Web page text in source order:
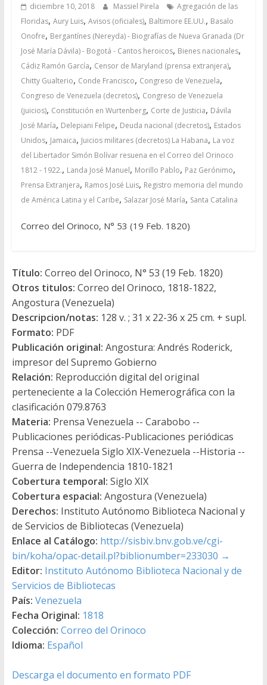
diciembre 10, 2018 Massiel Pirela
Agregación de las
Floridas, Aury Luis, Avisos (oficiales), Baltimore EE.UU., Basalo
Onofre, Bergantínes (Nereyda) - Biografías de Nueva Granada (Dr
José María Dávila) - Bogotá - Cantos heroicos, Bienes nacionales,
Cádiz Ramón García, Censor de Maryland (prensa extranjera),
Chitty Gualterio, Conde Francisco, Congreso de Venezuela,
Congreso de Venezuela (decretos), Congreso de Venezuela
(juicios), Constitución en Wurtenberg, Corte de Justicia, Dávila
José María, Delepiani Felipe, Deuda nacional (decretos), Estados
Unidos, Jamaica, Juicios militares (decretos) La Habana, La voz
del Libertador Simón Bolívar resuena en el Correo del Orinoco
1812 - 1922., Landa José Manuel, Morillo Pablo, Paz Gerónimo,
Prensa Extranjera, Ramos José Luis, Registro memoria del mundo
de América Latina y el Caribe, Salazar José María, Santa Catalina
Correo del Orinoco, N° 53 (19 Feb. 1820)
Título: Correo del Orinoco, N° 53 (19 Feb. 1820)
Otros titulos: Correo del Orinoco, 1818-1822,
Angostura (Venezuela)
Descripcion/notas: 128 v. ; 31 x 22-36 x 25 cm. + supl.
Formato: PDF
Publicación original: Angostura: Andrés Roderick,
impresor del Supremo Gobierno
Relación: Reproducción digital del original
perteneciente a la Colección Hemerográfica con la
clasificación 079.8763
Materia: Prensa Venezuela -- Carabobo --
Publicaciones periódicas-Publicaciones periódicas
Prensa --Venezuela Siglo XIX-Venezuela --Historia --
Guerra de Independencia 1810-1821
Cobertura temporal: Siglo XIX
Cobertura espacial: Angostura (Venezuela)
Derechos: Instituto Autónomo Biblioteca Nacional y
de Servicios de Bibliotecas (Venezuela)
Enlace al Catálogo: http://sisbiv.bnv.gob.ve/cgi-
bin/koha/opac-detail.pl?biblionumber=233030 →
Editor: Instituto Autónomo Biblioteca Nacional y de
Servicios de Bibliotecas
País: Venezuela
Fecha Original: 1818
Colección: Correo del Orinoco
Idioma: Español
Descarga el documento en formato PDF